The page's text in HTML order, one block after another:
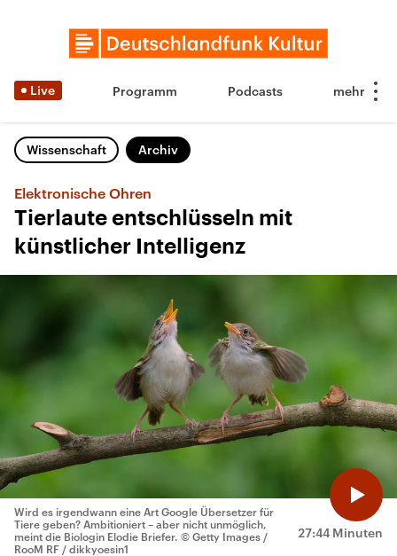
Live Programm Podcasts
Wissenschaft Archiv
Elektronische Ohren
Tierlaute entschlüsseln mit
künstlicher Intelligenz
27:44 Minuten
Wird es irgendwann eine Art Google Übersetzer für
Tiere geben? Ambitioniert – aber nicht unmöglich,
meint die Biologin Elodie Briefer. © Getty Images /
RooM RF / dikkyoesin1